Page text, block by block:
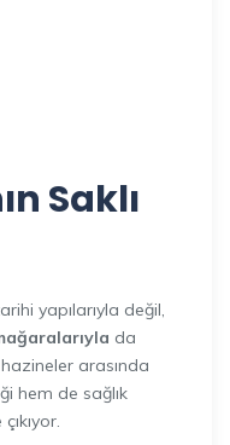
Saklı
yapılarıyla değil,
da
arasında
hem de sağlık